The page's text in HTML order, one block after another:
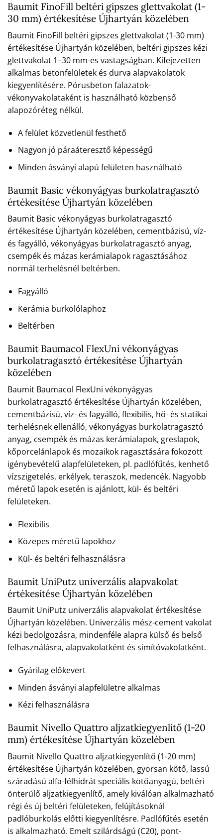
Baumit FinoFill beltéri gipszes glettvakolat (1-
30 mm) értékesítése Újhartyán közelében
Baumit FinoFill beltéri gipszes glettvakolat (1-30 mm)
értékesítése Újhartyán közelében, beltéri gipszes kézi
glettvakolat 1–30 mm-es vastagságban. Kifejezetten
alkalmas betonfelületek és durva alapvakolatok
kiegyenlítésére. Pórusbeton falazatok-
vékonyvakolataként is használható közbenső
alapozóréteg nélkül.
A felület közvetlenül festhető
Nagyon jó páraáteresztő képességű
Minden ásványi alapú felületen használható
Baumit Basic vékonyágyas burkolatragasztó
értékesítése Újhartyán közelében
Baumit Basic vékonyágyas burkolatragasztó
értékesítése Újhartyán közelében, cementbázisú, víz-
és fagyálló, vékonyágyas burkolatragasztó anyag,
csempék és mázas kerámialapok ragasztásához
normál terhelésnél beltérben.
Fagyálló
Kerámia burkolólaphoz
Beltérben
Baumit Baumacol FlexUni vékonyágyas
burkolatragasztó értékesítése Újhartyán
közelében
Baumit Baumacol FlexUni vékonyágyas
burkolatragasztó értékesítése Újhartyán közelében,
cementbázisú, víz- és fagyálló, flexibilis, hő- és statikai
terhelésnek ellenálló, vékonyágyas burkolatragasztó
anyag, csempék és mázas kerámialapok, greslapok,
kőporcelánlapok és mozaikok ragasztására fokozott
igénybevételű alapfelületeken, pl. padlófűtés, kenhető
vízszigetelés, erkélyek, teraszok, medencék. Nagyobb
méretű lapok esetén is ajánlott, kül- és beltéri
felületeken.
Flexibilis
Közepes méretű lapokhoz
Kül- és beltéri felhasználásra
Baumit UniPutz univerzális alapvakolat
értékesítése Újhartyán közelében
Baumit UniPutz univerzális alapvakolat értékesítése
Újhartyán közelében. Univerzális mész-cement vakolat
kézi bedolgozásra, mindenféle alapra külső és belső
felhasználásra, alapvakolatként és simítóvakolatként.
Gyárilag előkevert
Minden ásványi alapfelületre alkalmas
Kézi felhasználásra
Baumit Nivello Quattro aljzatkiegyenlítő (1-20
mm) értékesítése Újhartyán közelében
Baumit Nivello Quattro aljzatkiegyenlítő (1-20 mm)
értékesítése Újhartyán közelében, gyorsan kötő, lassú
száradású alfa-félhidrát speciális kötőanyagú, beltéri
önterülő aljzatkiegyenlítő, amely kiválóan alkalmazható
régi és új beltéri felületeken, felújításoknál
padlóburkolás előtti kiegyenlítésre. Padlófűtés esetén
is alkalmazható. Emelt szilárdságú (C20), pont-